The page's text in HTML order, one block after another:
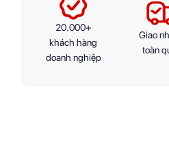
20.000+
khách hàng
doanh nghiệp
Giao
toàn